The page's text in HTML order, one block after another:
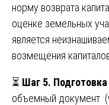
норму возврата
оценке земельных
является
возмещения
⏳ Шаг 5.
объемный документ